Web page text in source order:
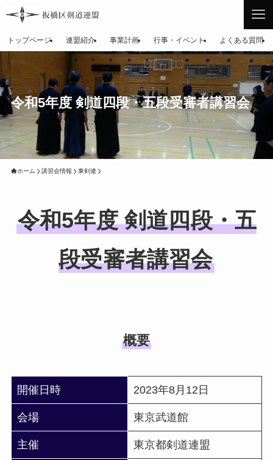
トップページ 連盟紹介 事業計画 行事・イベント よくある質問
令和5年度 剣道四段・五段受審者講習会
ホーム 講習会情報 東剣連
令和5年度 剣道四段・五
段受審者講習会
概要
開催日時 2023年8月12日
会場 東京武道館
主催 東京都剣道連盟